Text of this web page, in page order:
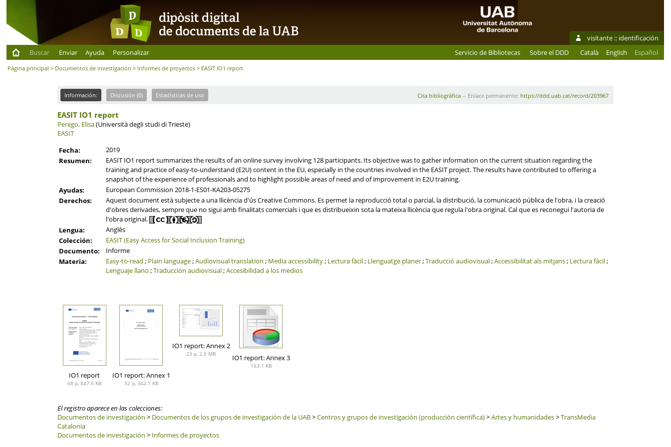
visitante :: identificación
Buscar
Enviar Ayuda Personalizar Servicio de Bibliotecas Sobre el DDD Català English Español
Página principal > Documentos de investigación > Informes de proyectos > EASIT IO1 report
Información: Discusión (0) Estadísticas de uso Cita bibliográfica-- Enlace permanente: https://ddd.uab.cat/record/203967
EASIT IO1 report
Perego, Elisa(Università degli studi di Trieste)
EASIT
Fecha:
2019
Resumen:
EASIT IO1 report summarizes the results of an online survey involving 128 participants. Its objective was to gather information on the current situation regarding the
training and practice of easy-to-understand (E2U) content in the EU, especially in the countries involved in the EASIT project. The results have contributed to offering a
snapshot of the experience of professionals and to highlight possible areas of need and of improvement in E2U training.
Ayudas:
European Commission 2018-1-ES01-KA203-05275
Derechos:
Aquest document està subjecte a una llicència d'ús Creative Commons. Es permet la reproducció total o parcial, la distribució, la comunicació pública de l'obra, i la creació
d'obres derivades, sempre que no sigui amb finalitats comercials i que es distribueixin sota la mateixa llicència que regula l'obra original. Cal que es reconegui l'autoria de
l'obra original.
Lengua:
Anglès
Colección:
EASIT (Easy Access for Social Inclusion Training)
Documento:
Informe
Materia:
Easy-to-read ; Plain language;Audiovisual translation ; Media accessibility; Lectura fàcil; Llenguatge planer;Traducció audiovisual;Accessibilitat als mitjans; Lectura fácil;
Lenguaje llano ;Traducción audiovisual;Accesibilidad a los medios
IO1 report
68 p, 847.5 KB
IO1 report: Annex 1
32 p, 342.1 KB
IO1 report: Annex 2
23 p, 2.0 MB IO1 report: Annex 3
163.1 KB
El registro aparece en las colecciones:
Documentos de investigación > Documentos de los grupos de investigación de la UAB>Centros y grupos de investigación (producción científica)>Artes y humanidades>TransMedia
Catalonia
Documentos de investigación > Informes de proyectos